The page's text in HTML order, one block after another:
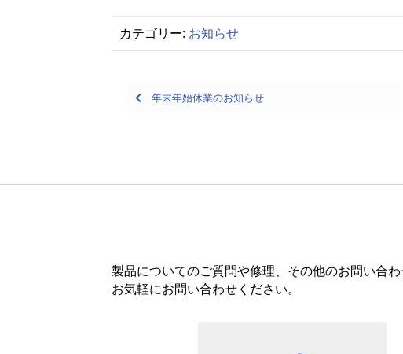
カテゴリー: お知らせ
Posts
年末年始休業のお知らせ
製品についてのご質問や修理、その他のお問い合わ
お気軽にお問い合わせください。